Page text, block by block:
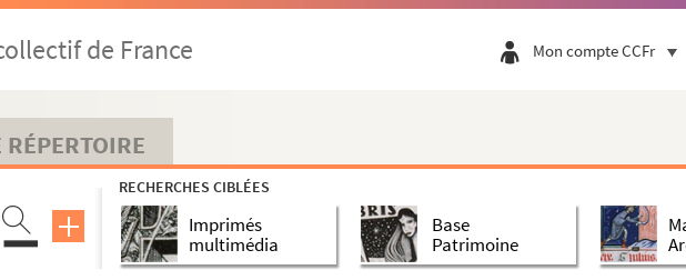
de France Mon compte CCFr
RÉPERTOIRE
RECHERCHES CIBLÉES
Imprimés
multimédia
Base
Patrimoine
cerca de las cosas de Yndias »
de Manila, sobre las pretensiones de aquella ciudad y islas..., por D...
monnoyes d'or... », par Christoval del Gadillo de Sotomayor
las Provincias Unidas para establecer la Compañia de las Indias Occidentale...
que Su Magestad tiene en las islas Malucas y del clavo que se saca todo...
el Olandes tiene en las islas Malucas... y de la cantitad de especeria...
el trafico que tienen los Olandeses en las Indias, dada per çiertos merca...